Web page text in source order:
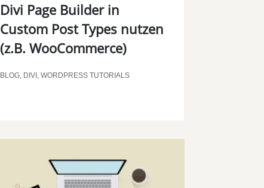
Divi Page Builder in
Custom Post Types nutzen
(z.B. WooCommerce)
BLOG, DIVI , WORDPRESS TUTORIALS